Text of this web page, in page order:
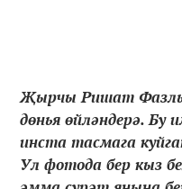
Җырчы Ришат
дөнья өйләндерә.
инста тасмага
Ул фотода бер кыз